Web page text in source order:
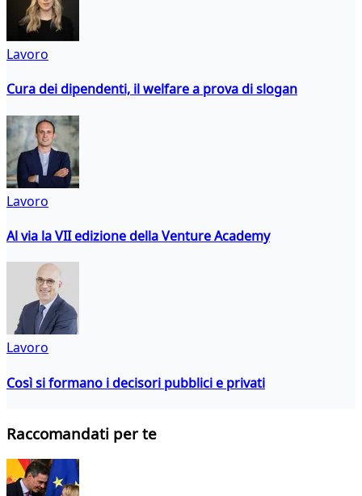
Lavoro
Cura dei dipendenti, il welfare a prova di slogan
Lavoro
Al via la VII edizione della Venture Academy
Lavoro
Così si formano i decisori pubblici e privati
Raccomandati per te